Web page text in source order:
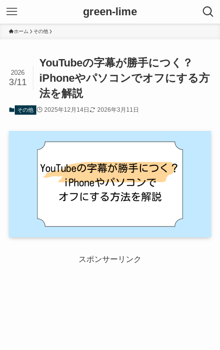
green-lime
ホーム その他
YouTubeの字幕が勝手につく？
iPhoneやパソコンでオフにする方
法を解説
2026
3/11
その他 2025年12月14日 2026年3月11日
スポンサーリンク